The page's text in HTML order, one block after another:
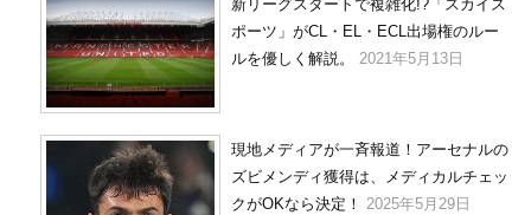
新リーグスタートで複雑化!?「スカイス
ポーツ」がCL・EL・ECL出場権のルー
ルを優しく解説。
2021年5月13日
現地メディアが一斉報道！アーセナルの
ズビメンディ獲得は、メディカルチェッ
クがOKなら決定！ 2025年5月29日